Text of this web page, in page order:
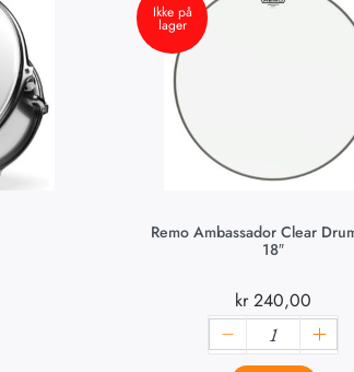
Ikke på
lager
Remo Ambassador Clear
18″
kr240,00